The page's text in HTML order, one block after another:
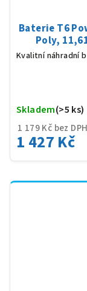
Baterie T6
Poly,
Kvalitní náhradní
1 179 Kč bez DPH
1 427 Kč
Skladem(>5 ks)